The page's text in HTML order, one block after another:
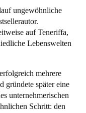
ungewöhnliche
auf Teneriffa,
Lebenswelten
mehrere
gründete später eine
unternehmerischen
Schritt: den